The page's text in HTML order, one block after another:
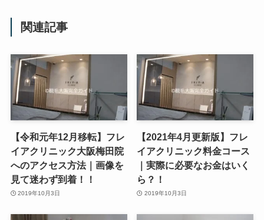
関連記事
【令和元年12月移転】フレ
イアクリニック大阪梅田院
へのアクセス方法｜画像を
見て迷わず到着！！
2019年10月3日
【2021年4月更新版】フレ
イアクリニック料金コース
｜実際に必要なお金はいく
ら？！
2019年10月3日